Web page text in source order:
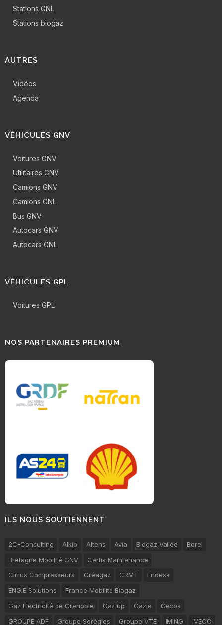
Stations GNL
Stations biogaz
AUTRES
Vidéos
Agenda
VÉHICULES GNV
Voitures GNV
Utilitaires GNV
Camions GNV
Camions GNL
Bus GNV
Autocars GNV
Autocars GNL
VÉHICULES GPL
Voitures GPL
NOS PARTENAIRES PREMIUM
ILS NOUS SOUTIENNENT
2C-Consulting Alkio Altens Avia Biogaz Vallée
Borel
Bretagne Mobilité GNV
Certis Maintenance
Cirrus Compresseurs
Créagaz CRMT
Endesa
ENGIE Solutions
France Mobilité Biogaz
Gaz Electricité de Grenoble
Gaz'up Gazie
Gecos
GROUPE ADF
Groupe Sorégies Groupe VTE IMING IVECO